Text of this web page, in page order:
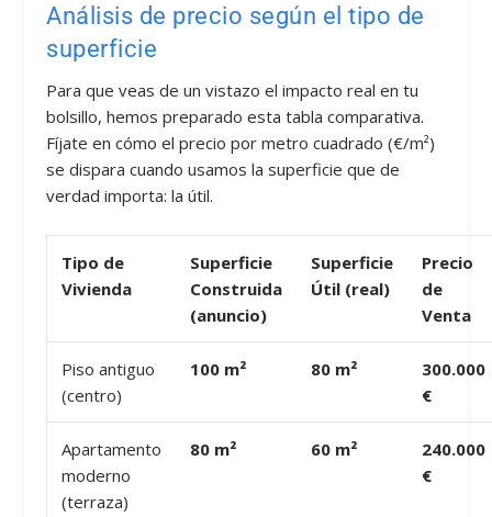
Análisis de precio según el tipo de
superficie
Para que veas de un vistazo el impacto real en tu
bolsillo, hemos preparado esta tabla comparativa.
Fíjate en cómo el precio por metro cuadrado (€/m²)
se dispara cuando usamos la superficie que de
verdad importa: la útil.
Tipo de
Vivienda
Superficie
Construida
(anuncio)
Superficie
Útil (real)
Precio
de
Venta
Piso antiguo
(centro)
100 m² 80 m²
300.000
€
Apartamento
moderno
(terraza)
80 m² 60 m²
240.000
€